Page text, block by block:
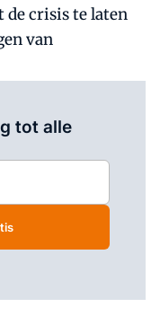
de crisis te laten
van
tot alle